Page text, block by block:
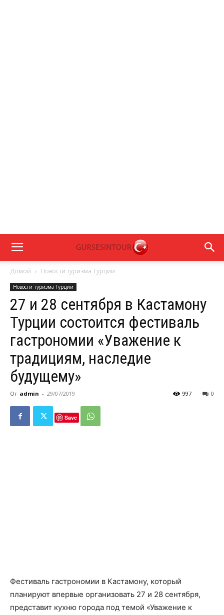
Домой Новости туризма Турции
Новости туризма Турции
27 и 28 сентября в Кастамону
Турции состоится фестиваль
гастрономии «Уважение к
традициям, наследие
будущему»
От admin - 29/07/2019 0
997
Save
Фестиваль гастрономии в Кастамону, который
планируют впервые организовать 27 и 28 сентября,
представит кухню города под темой «Уважение к